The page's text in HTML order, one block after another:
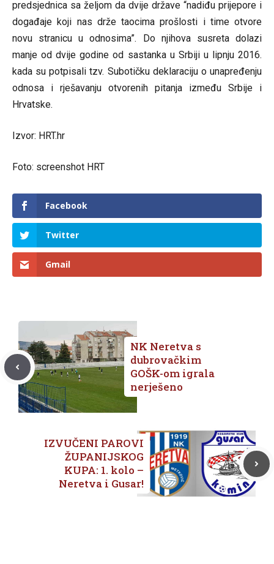
predsjednica sa željom da dvije države “nadiđu prijepore i
događaje koji nas drže taocima prošlosti i time otvore
novu stranicu u odnosima”. Do njihova susreta dolazi
manje od dvije godine od sastanka u Srbiji u lipnju 2016.
kada su potpisali tzv. Subotičku deklaraciju o unapređenju
odnosa i rješavanju otvorenih pitanja između Srbije i
Hrvatske.
Izvor: HRT.hr
Foto: screenshot HRT
Facebook
Twitter
Gmail
NK Neretva s
dubrovačkim
GOŠK-om igrala
nerješeno
IZVUČENI PAROVI
ŽUPANIJSKOG
KUPA: 1. kolo –
Neretva i Gusar!